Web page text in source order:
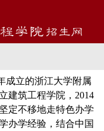
成立的浙江大学附属
建筑工程学院，2014
定不移地走特色办学
办学经验，结合中国